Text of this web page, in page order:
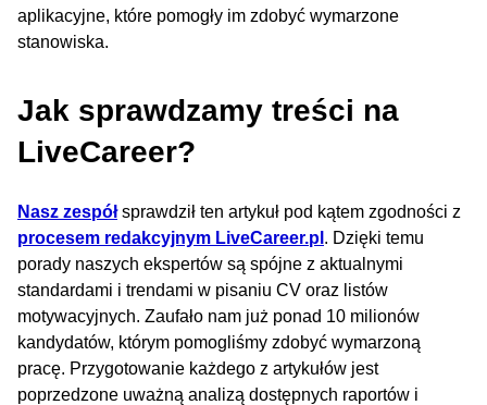
aplikacyjne, które pomogły im zdobyć wymarzone
stanowiska.
Jak sprawdzamy treści na
LiveCareer?
Nasz zespółsprawdził ten artykuł pod kątem zgodności z
procesem redakcyjnym LiveCareer.pl . Dzięki temu
porady naszych ekspertów są spójne z aktualnymi
standardami i trendami w pisaniu CV oraz listów
motywacyjnych. Zaufało nam już ponad 10 milionów
kandydatów, którym pomogliśmy zdobyć wymarzoną
pracę. Przygotowanie każdego z artykułów jest
poprzedzone uważną analizą dostępnych raportów i